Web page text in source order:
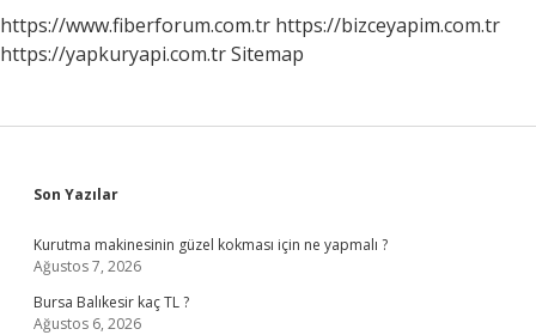
https://www.fiberforum.com.tr https://bizceyapim.com.tr
https://yapkuryapi.com.trSitemap
Sidebar
Son Yazılar
Kurutma makinesinin güzel kokması için ne yapmalı ?
Ağustos 7, 2026
Bursa Balıkesir kaç TL ?
Ağustos 6, 2026